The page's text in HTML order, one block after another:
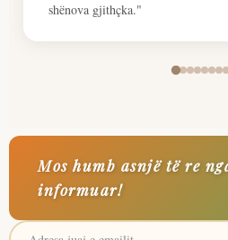
shënova gjithçka."
Mos humb asnjë të re
informuar!